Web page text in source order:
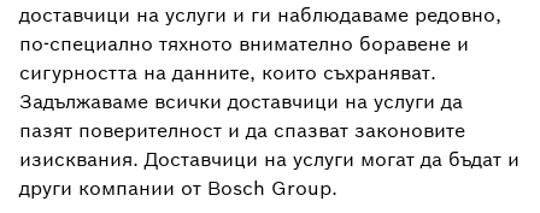
доставчици на услуги и ги наблюдаваме редовно,
по-специално тяхното внимателно боравене и
сигурността на данните, които съхраняват.
Задължаваме всички доставчици на услуги да
пазят поверителност и да спазват законовите
изисквания. Доставчици на услуги могат да бъдат и
други компании от Bosch Group.